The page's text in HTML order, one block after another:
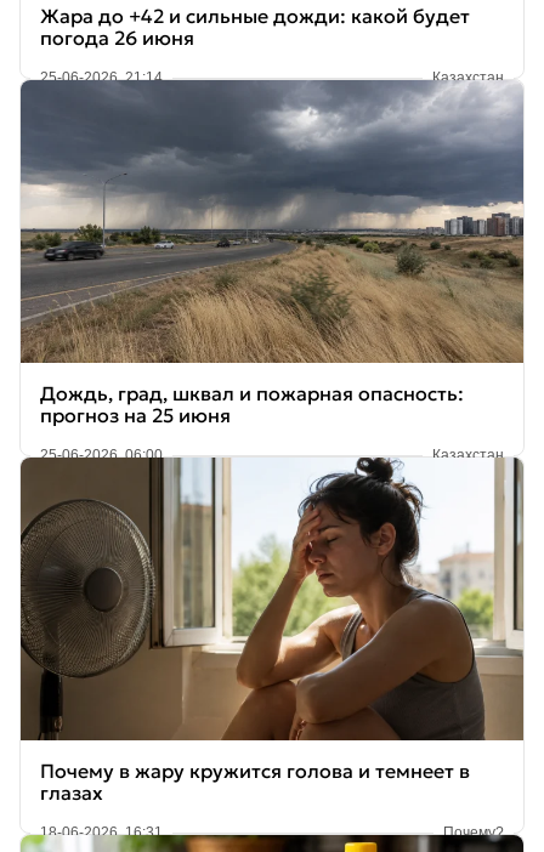
Жара до +42 и сильные дожди: какой будет
погода 26 июня
25-06-2026, 21:14 Казахстан
Дождь, град, шквал и пожарная опасность:
прогноз на 25 июня
25-06-2026, 06:00 Казахстан
Почему в жару кружится голова и темнеет в
глазах
18-06-2026, 16:31 Почему?